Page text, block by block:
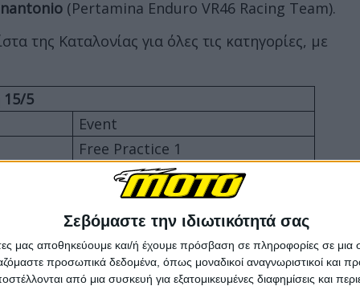
Σεβόμαστε την ιδιωτικότητά σας
μας αποθηκεύουμε και/ή έχουμε πρόσβαση σε πληροφορίες σε
προσωπικά δεδομένα, όπως μοναδικοί αναγνωριστικοί και
από μια συσκευή για εξατομικευμένες διαφημίσεις και
(Pertamina Enduro VR46 Racing Team).
της Καταλονίας για όλες τις κατηγορίες, με
15/5
Event
Free Practice 1
Free Practice 1
Free Practice 1
Practice
Practice
Practice